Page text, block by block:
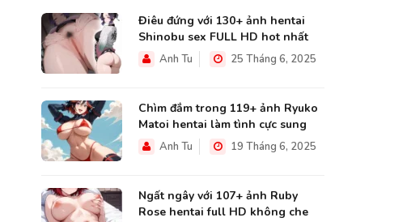
Điêu đứng với 130+ ảnh hentai
Shinobu sex FULL HD hot nhất
Anh Tu 25 Tháng 6, 2025
Chìm đắm trong 119+ ảnh Ryuko
Matoi hentai làm tình cực sung
Anh Tu 19 Tháng 6, 2025
Ngất ngây với 107+ ảnh Ruby
Rose hentai full HD không che